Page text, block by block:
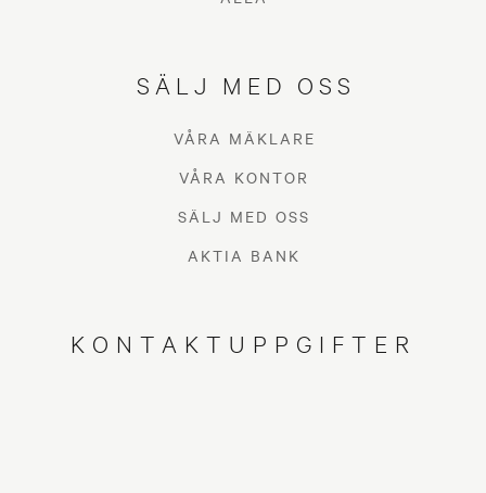
SÄLJ MED OSS
VÅRA MÄKLARE
VÅRA KONTOR
SÄLJ MED OSS
AKTIA BANK
KONTAKTUPPGIFTER